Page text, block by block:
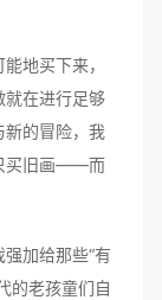
地买下来，
就在进行足够
新的冒险，我
买旧画——而
加给那些“有
的老孩童们自